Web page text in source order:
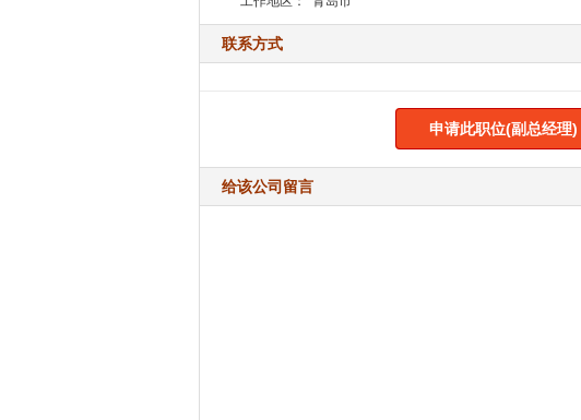
联系方式
申请此职位(副总经理)
给该公司留言